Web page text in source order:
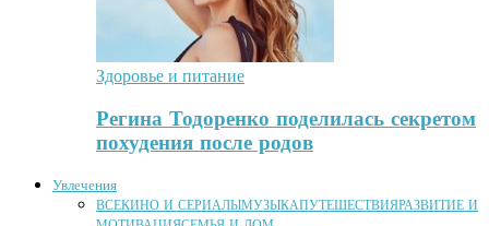
Здоровье и питание
Регина Тодоренко поделилась секретом
похудения после родов
Увлечения
ВСЕКИНО И СЕРИАЛЫМУЗЫКАПУТЕШЕСТВИЯРАЗВИТИЕ И